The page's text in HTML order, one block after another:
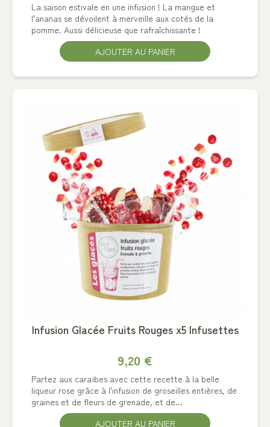
La saison estivale en une infusion ! La mangue et
l'ananas se dévoilent à merveille aux cotés de la
pomme. Aussi délicieuse que rafraîchissante !
AJOUTER AU PANIER
Infusion Glacée Fruits Rouges x5 Infusettes
9,20 €
Partez aux caraïbes avec cette recette à la belle
liqueur rose grâce à l'infusion de groseilles entières, de
graines et de fleurs de grenade, et de...
AJOUTER AU PANIER